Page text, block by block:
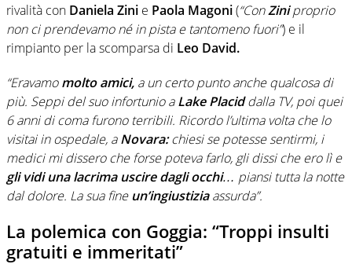
rivalità con Daniela Zini e Paola Magoni(“ConZiniproprio
non ci prendevamo né in pista e tantomeno fuori”) e il
rimpianto per la scomparsa di Leo David.
“Eravamomolto amici, a un certo punto anche qualcosa di
più. Seppi del suo infortunio aLake Placiddalla TV, poi quei
6 anni di coma furono terribili. Ricordo l’ultima volta che lo
visitai in ospedale, aNovara:chiesi se potesse sentirmi, i
medici mi dissero che forse poteva farlo, gli dissi che ero lì e
gli vidi una lacrima uscire dagli occhi… piansi tutta la notte
dal dolore. La sua fineun’ingiustiziaassurda”.
La polemica con Goggia: “Troppi insulti
gratuiti e immeritati”